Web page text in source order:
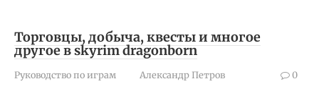
Торговцы, добыча, квесты и многое
другое в skyrim dragonborn
Руководство по играм Александр Петров 0